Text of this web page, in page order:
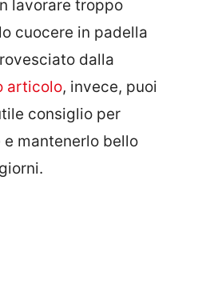
lavorare troppo
cuocere in padella
dalla
articolo, invece, puoi
consiglio per
mantenerlo bello